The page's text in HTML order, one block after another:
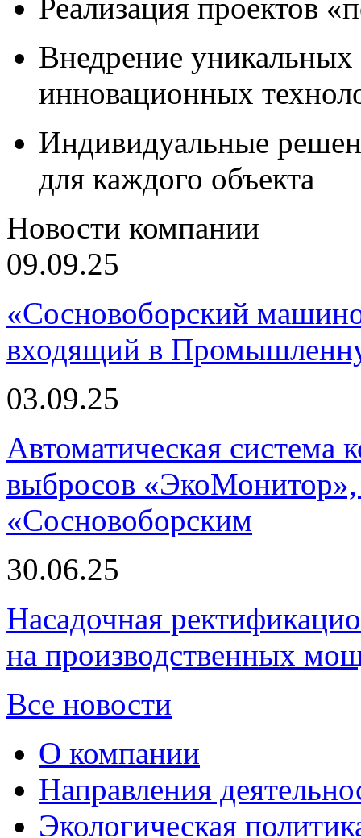
Реализация проектов
Внедрение уникальных
инновационных
Индивидуальные
для каждого объекта
Новости компании
09.09.25
«Сосновоборский
входящий в
03.09.25
Автоматическая
выбросов «ЭкоМонитор»,
«Сосновоборским
30.06.25
Насадочная
на производственных
Все новости
О компании
Направления
Экологическая